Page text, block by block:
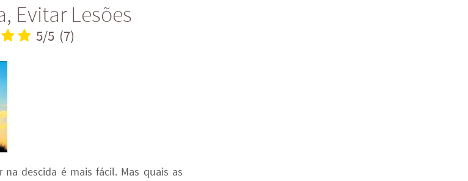
Evitar Lesões
5/5 (7)
descida é mais fácil. Mas quais as